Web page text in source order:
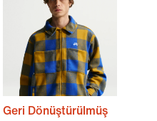
Geri Dönüştürülmüş